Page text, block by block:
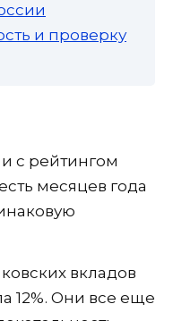
и проверку
с рейтингом
месяцев года
вкладов
12%. Они все еще